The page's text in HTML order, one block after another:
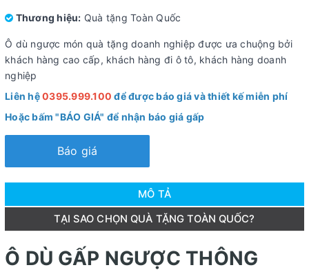
Thương hiệu: Quà tặng Toàn Quốc
Ô dù ngược món quà tặng doanh nghiệp được ưa chuộng bởi
khách hàng cao cấp, khách hàng đi ô tô, khách hàng doanh
nghiệp
Liên hệ0395.999.100 để được báo giá và thiết kế miễn phí
Hoặc bấm "BÁO GIÁ" để nhận báo giá gấp
Báo giá
MÔ TẢ
TẠI SAO CHỌN QUÀ TẶNG TOÀN QUỐC?
Ô DÙ GẤP NGƯỢC THÔNG